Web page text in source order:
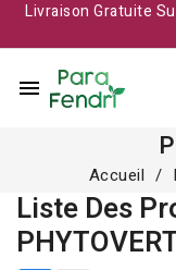
Livraison Gratuite
menu
Accueil
Liste Des